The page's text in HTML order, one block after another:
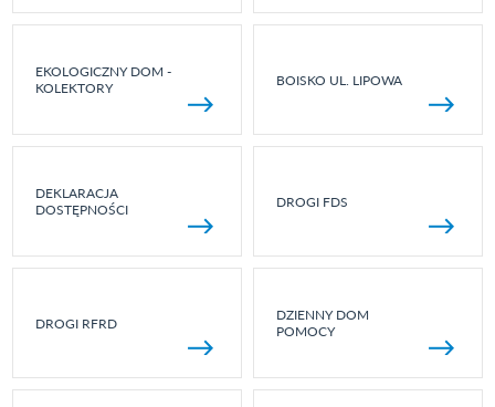
EKOLOGICZNY DOM -
KOLEKTORY
BOISKO UL. LIPOWA
DEKLARACJA
DOSTĘPNOŚCI
DROGI FDS
DROGI RFRD
DZIENNY DOM
POMOCY